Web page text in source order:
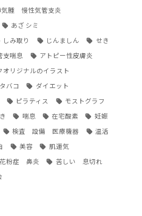
腫 慢性気管支炎
あざ シミ
しみ取り じんましん せき
喘息 アトピー性皮膚炎
オリジナルのイラスト
タバコ ダイエット
ピラティス モストグラフ
喘息 在宅酸素 妊娠
検査 設備 医療機器 温活
美容 肌運気
花粉症 鼻炎 苦しい 息切れ